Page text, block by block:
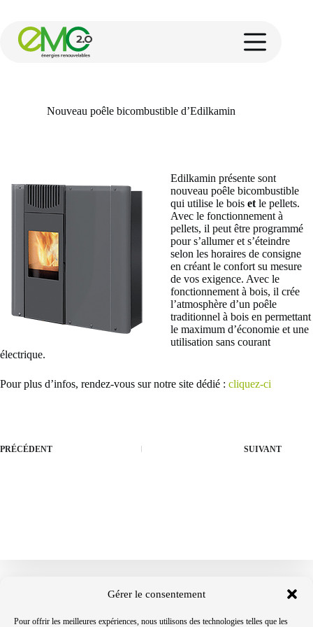
Gérer le consentement
Pour offrir les meilleures expériences, nous utilisons des technologies telles que les
Nouveau poêle bicombustible d’Edilkamin
Edilkamin présente sont
nouveau poêle bicombustible
qui utilise le bois et le pellets.
Avec le fonctionnement à
pellets, il peut être programmé
pour s’allumer et s’éteindre
selon les horaires de consigne
en créant le confort su mesure
de vos exigence. Avec le
fonctionnement à bois, il crée
l’atmosphère d’un poêle
traditionnel à bois en permettant
le maximum d’économie et une
utilisation sans courant
électrique.
Pour plus d’infos, rendez-vous sur notre site dédié : cliquez-ci
PRÉCÉDENT SUIVANT